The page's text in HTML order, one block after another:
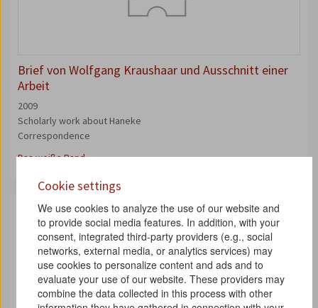
Brief von Wolfgang Kraushaar und Ausschnitt einer
Arbeit
2009
Scholarly work about Haneke
Correspondence
Das weiße Band
Cookie settings
We use cookies to analyze the use of our website and
to provide social media features. In addition, with your
consent, integrated third-party providers (e.g., social
networks, external media, or analytics services) may
use cookies to personalize content and ads and to
evaluate your use of our website. These providers may
combine the data collected in this process with other